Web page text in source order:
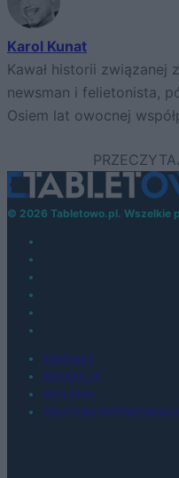
Karol Kunat
Kawał historii związanej
newsman i felietonista,
Osiem lat owocnej
© 2026 Tabletowo.pl. Wszelkie
KONTAKT
REDAKCJA
REKLAMA
POLITYKA PRYWATNOŚCI